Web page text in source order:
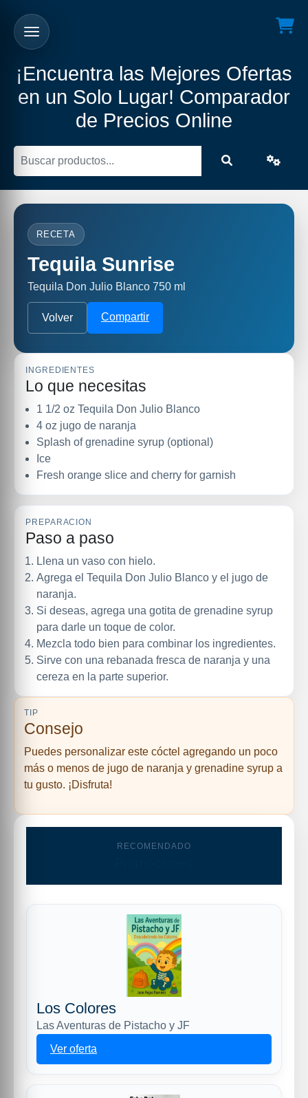
¡Encuentra las Mejores Ofertas
en un Solo Lugar! Comparador
de Precios Online
RECETA
Tequila Sunrise
Tequila Don Julio Blanco 750 ml
Volver Compartir
INGREDIENTES
Lo que necesitas
1 1/2 oz Tequila Don Julio Blanco
4 oz jugo de naranja
Splash of grenadine syrup (optional)
Ice
Fresh orange slice and cherry for garnish
PREPARACION
Paso a paso
Llena un vaso con hielo.
Agrega el Tequila Don Julio Blanco y el jugo de
naranja.
Si deseas, agrega una gotita de grenadine syrup
para darle un toque de color.
Mezcla todo bien para combinar los ingredientes.
Sirve con una rebanada fresca de naranja y una
cereza en la parte superior.
TIP
Consejo
Puedes personalizar este cóctel agregando un poco
más o menos de jugo de naranja y grenadine syrup a
tu gusto. ¡Disfruta!
RECOMENDADO
Los Colores
Las Aventuras de Pistacho y JF
Ver oferta